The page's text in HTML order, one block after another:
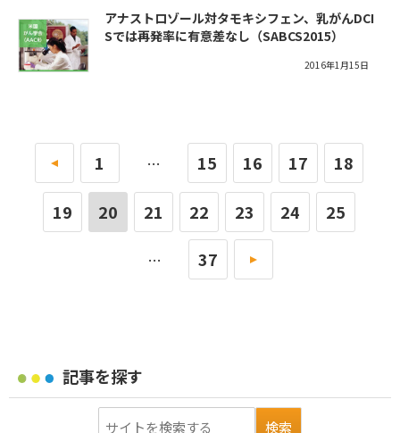
アナストロゾール対タモキシフェン、乳がんDCI
Sでは再発率に有意差なし（SABCS2015）
2016年1月15日
« 1 … 15 16 17 18
19 20 21 22 23 24 25
… 37 »
記事を探す